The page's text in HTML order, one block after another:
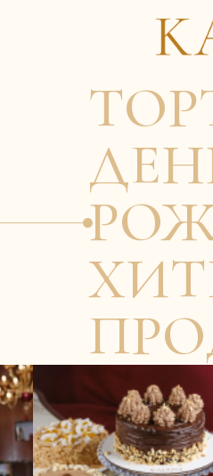
мини-тортовТорты
Домашняя лепка